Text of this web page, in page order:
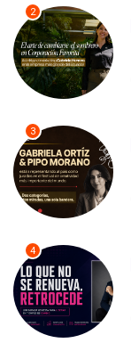
2
3
4